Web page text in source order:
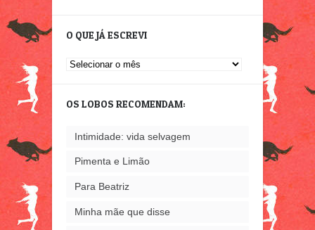
O QUE JÁ ESCREVI
O
escrevi
OS LOBOS RECOMENDAM:
Intimidade: vida selvagem
Pimenta e Limão
Para Beatriz
Minha mãe que disse